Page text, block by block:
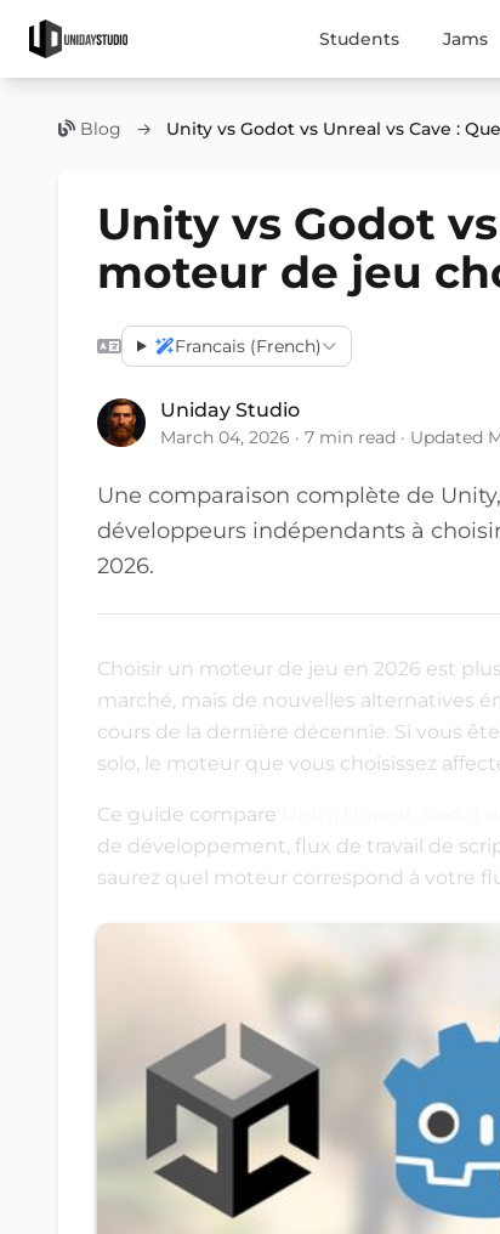
Students Jams
Blog → Unity vs Godot vs Unreal vs Cave :
Unity vs Godot
moteur de jeu
Francais (French)
Uniday Studio
March 04, 2026 · 7 min read · Updated
Une comparaison complète de
développeurs indépendants à
2026.
Choisir un moteur de jeu en 2026 est
marché, mais de nouvelles alternatives
cours de la dernière décennie. Si vous
solo, le moteur que vous choisissez
Ce guide compare
de développement, flux de travail de
saurez quel moteur correspond à votre